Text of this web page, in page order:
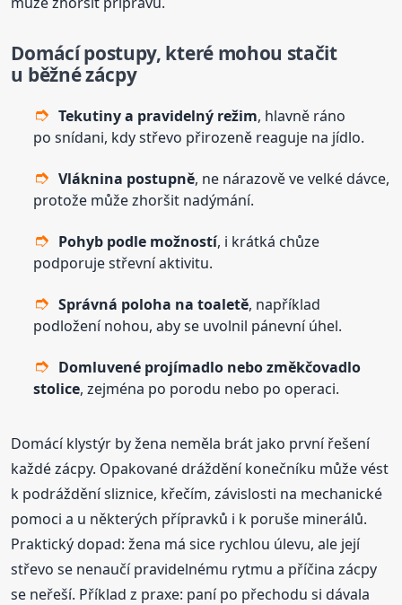
Domácí postupy, které mohou stačit
u běžné zácpy
Tekutiny a pravidelný režim, hlavně ráno
po snídani, kdy střevo přirozeně reaguje na jídlo.
Vláknina postupně, ne nárazově ve velké dávce,
protože může zhoršit nadýmání.
Pohyb podle možností, i krátká chůze
podporuje střevní aktivitu.
Správná poloha na toaletě, například
podložení nohou, aby se uvolnil pánevní úhel.
Domluvené projímadlo nebo změkčovadlo
stolice, zejména po porodu nebo po operaci.
Domácí klystýr by žena neměla brát jako první řešení
každé zácpy. Opakované dráždění konečníku může vést
k podráždění sliznice, křečím, závislosti na mechanické
pomoci a u některých přípravků i k poruše minerálů.
Praktický dopad: žena má sice rychlou úlevu, ale její
střevo se nenaučí pravidelnému rytmu a příčina zácpy
se neřeší. Příklad z praxe: paní po přechodu si dávala